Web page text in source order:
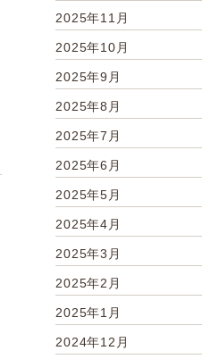
2025年11月
2025年10月
2025年9月
2025年8月
2025年7月
2025年6月
2025年5月
2025年4月
2025年3月
2025年2月
2025年1月
2024年12月